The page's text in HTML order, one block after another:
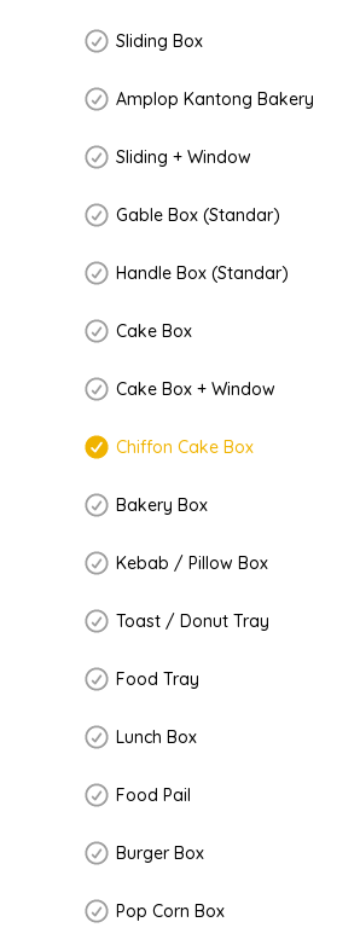
Sliding Box
Amplop Kantong Bakery
Sliding + Window
Gable Box (Standar)
Handle Box (Standar)
Cake Box
Cake Box + Window
Chiffon Cake Box
Bakery Box
Kebab / Pillow Box
Toast / Donut Tray
Food Tray
Lunch Box
Food Pail
Burger Box
Pop Corn Box